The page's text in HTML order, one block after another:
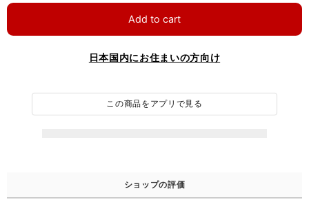
Add to cart
日本国内にお住まいの方向け
この商品をアプリで見る
ショップの評価